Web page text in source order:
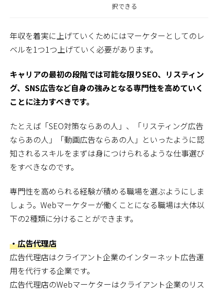
択できる
年収を着実に上げていくためにはマーケターとしてのレ
ベルを1つ1つ上げていく必要があります。
キャリアの最初の段階では可能な限りSEO、リスティン
グ、SNS広告など自身の強みとなる専門性を高めていく
ことに注力すべきです。
たとえば「SEO対策ならあの人」、「リスティング広告
ならあの人」「動画広告ならあの人」といったように認
知されるスキルをまずは身につけられるような仕事選び
をすべきなのです。
専門性を高められる経験が積める職場を選ぶようにしま
しょう。Webマーケターが働くことになる職場は大体以
下の2種類に分けることができます。
・広告代理店
広告代理店はクライアント企業のインターネット広告運
用を代行する企業です。
広告代理店のWebマーケターはクライアント企業のリス